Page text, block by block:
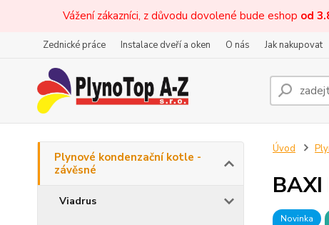
Vážení zákazníci, z důvodu dovolené bude eshop od
Zednické práce Instalace dveří a oken O nás Jak nakupovat
Plynové kondenzační kotle -
závěsné
Viadrus
Úvod
BAXI
Novinka